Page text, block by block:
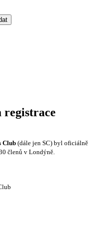
registrace
Club (dále jen SC) byl oficiálně
členů v Londýně.